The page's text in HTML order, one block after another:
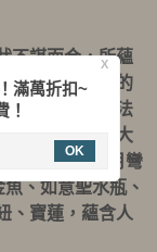
不謀而合，所蘊
，有不可思議的
宅，有強大之法
念力轉化之偉大
剛鈴杵、偃月彎
、如意聖水瓶、
、寶蓮，蘊含人
X
滿萬折扣~
！
OK